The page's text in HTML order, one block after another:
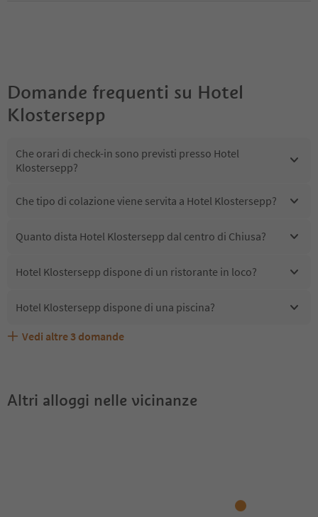
Domande frequenti su Hotel
Klostersepp
Che orari di check-in sono previsti presso Hotel
Klostersepp?
Che tipo di colazione viene servita a Hotel Klostersepp?
Quanto dista Hotel Klostersepp dal centro di Chiusa?
Hotel Klostersepp dispone di un ristorante in loco?
Hotel Klostersepp dispone di una piscina?
Hotel Klostersepp accetta animali domestici?
Quali servizi/attività sono disponibili presso Hotel
Gli ospiti di Hotel Klostersepp ricevono l'Alto Adige Guest
Vedi altre 3 domande
Altri alloggi nelle vicinanze